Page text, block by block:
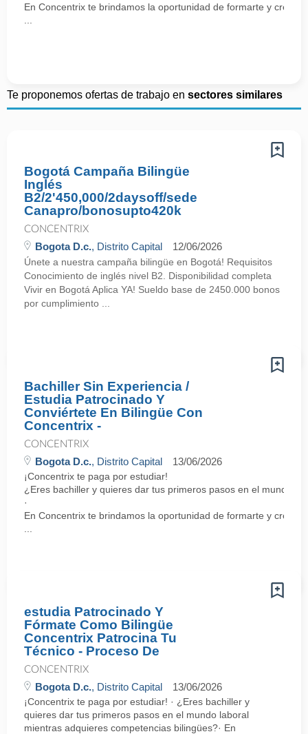
En Concentrix te brindamos la oportunidad de formarte y crecer
Te proponemos ofertas de trabajo en sectores similares
Bogotá Campaña Bilingüe
Inglés
B2/2'450,000/2daysoff/sede
Canapro/bonosupto420k
CONCENTRIX
Bogota D.c., Distrito Capital 12/06/2026
Únete a nuestra campaña bilingüe en Bogotá! Requisitos
Conocimiento de inglés nivel B2. Disponibilidad completa
Vivir en Bogotá Aplica YA! Sueldo base de 2450.000 bonos
por cumplimiento ...
Bachiller Sin Experiencia /
Estudia Patrocinado Y
Conviértete En Bilingüe Con
Concentrix -
CONCENTRIX
Bogota D.c., Distrito Capital 13/06/2026
¡Concentrix te paga por estudiar!
¿Eres bachiller y quieres dar tus primeros pasos en el mundo
·
En Concentrix te brindamos la oportunidad de formarte y crecer
estudia Patrocinado Y
Fórmate Como Bilingüe
Concentrix Patrocina Tu
Técnico - Proceso De
CONCENTRIX
Bogota D.c., Distrito Capital 13/06/2026
¡Concentrix te paga por estudiar! · ¿Eres bachiller y
quieres dar tus primeros pasos en el mundo laboral
mientras adquieres competencias bilingües?· En